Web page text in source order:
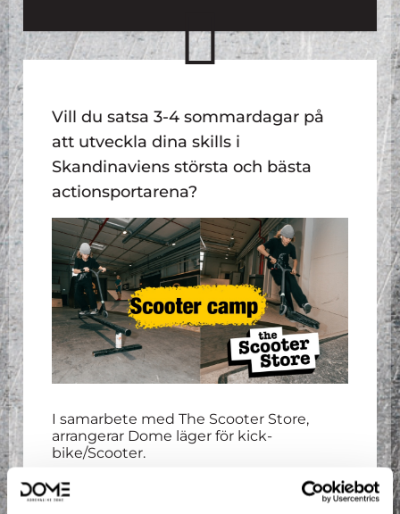
Vill du satsa 3-4 sommardagar på
att utveckla dina skills i
Skandinaviens största och bästa
actionsportarena?
I samarbete med The Scooter Store,
arrangerar Dome läger för kick-
bike/Scooter.
Det blir fullspäckade dagar med några
Sveriges bästa kick-bike åkare, tävlingar,